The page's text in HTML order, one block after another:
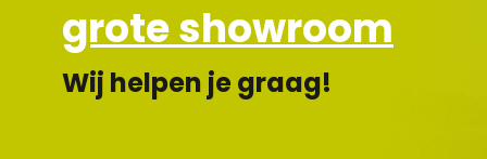
grote showroom
Wij helpen je graag!